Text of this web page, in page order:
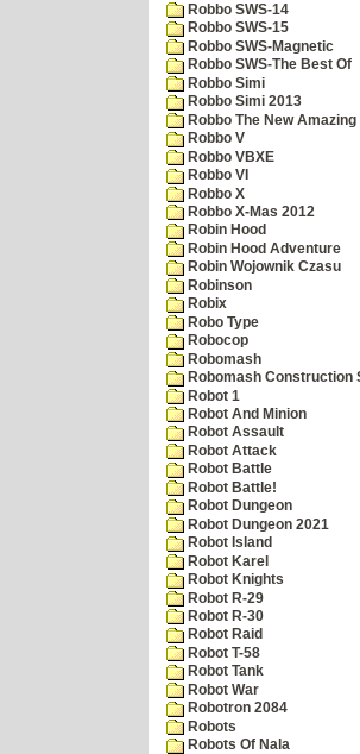
Robbo SWS-14
Robbo SWS-15
Robbo SWS-Magnetic
Robbo SWS-The Best Of
Robbo Simi
Robbo Simi 2013
Robbo The New
Robbo V
Robbo VBXE
Robbo VI
Robbo X
Robbo X-Mas 2012
Robin Hood
Robin Hood Adventure
Robin Wojownik Czasu
Robinson
Robix
Robo Type
Robocop
Robomash
Robomash Construction
Robot 1
Robot And Minion
Robot Assault
Robot Attack
Robot Battle
Robot Battle!
Robot Dungeon
Robot Dungeon 2021
Robot Island
Robot Karel
Robot Knights
Robot R-29
Robot R-30
Robot Raid
Robot T-58
Robot Tank
Robot War
Robotron 2084
Robots
Robots Of Nala